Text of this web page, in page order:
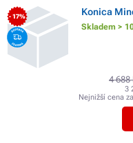
- 17% Konica
Skladem >
4 688
3
Nejnižší cena